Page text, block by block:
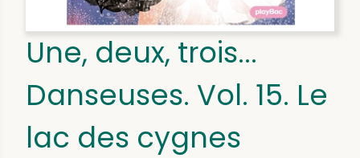
Une, deux, trois...
Danseuses. Vol. 15. Le
lac des cygnes